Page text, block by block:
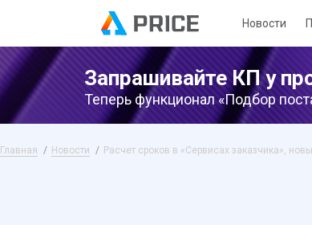
Новости
Запрашивайте КП у
Теперь функционал «Подбор
Главная Новости Расчет сроков в «Сервисах заказчика»,